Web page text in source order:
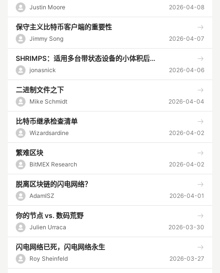
Justin Moore 2026-04-08
保守主义比特币客户端的重要性
Jimmy Song 2026-04-07
SHRIMPS：适用多台带状态设备的小体积后量子签名
jonasnick 2026-04-06
二进制文件之下
Mike Schmidt 2026-04-04
比特币继承检查清单
Wizardsardine 2026-04-02
繁难区块
BitMEX Research 2026-04-02
脱离区块链的闪电网络？
AdamISZ 2026-04-01
你的节点 vs. 数码荒野
Julien Urraca 2026-03-30
闪电网络已死，闪电网络永生
Roy Sheinfeld 2026-03-27